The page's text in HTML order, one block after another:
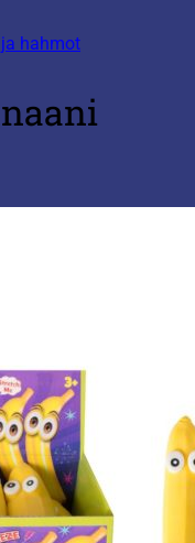
hahmot